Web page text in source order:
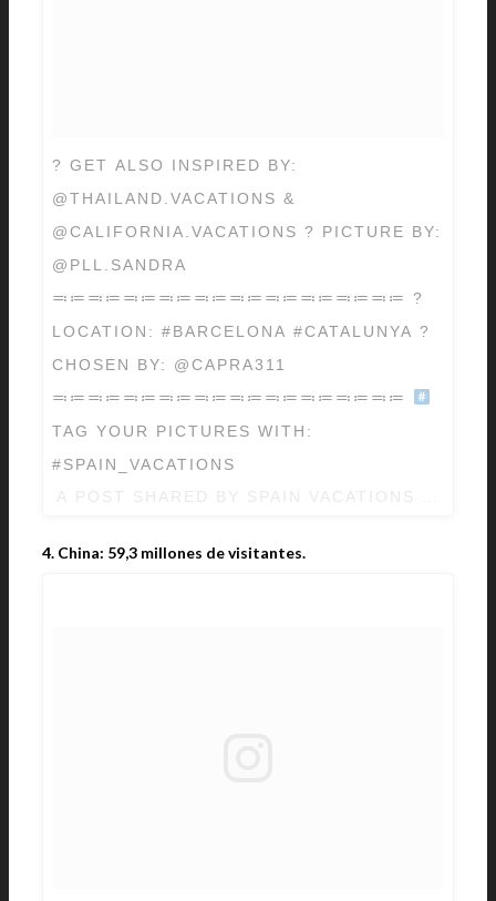
? GET ALSO INSPIRED BY:
@THAILAND.VACATIONS &
@CALIFORNIA.VACATIONS ? PICTURE BY:
@PLL.SANDRA
≕≔≕≔≕≔≕≔≕≔≕≔≕≔≕≔≕≔≕≔ ?
LOCATION: #BARCELONA #CATALUNYA ?
CHOSEN BY: @CAPRA311
≕≔≕≔≕≔≕≔≕≔≕≔≕≔≕≔≕≔≕≔
TAG YOUR PICTURES WITH:
#SPAIN_VACATIONS
4. China: 59,3 millones de visitantes.